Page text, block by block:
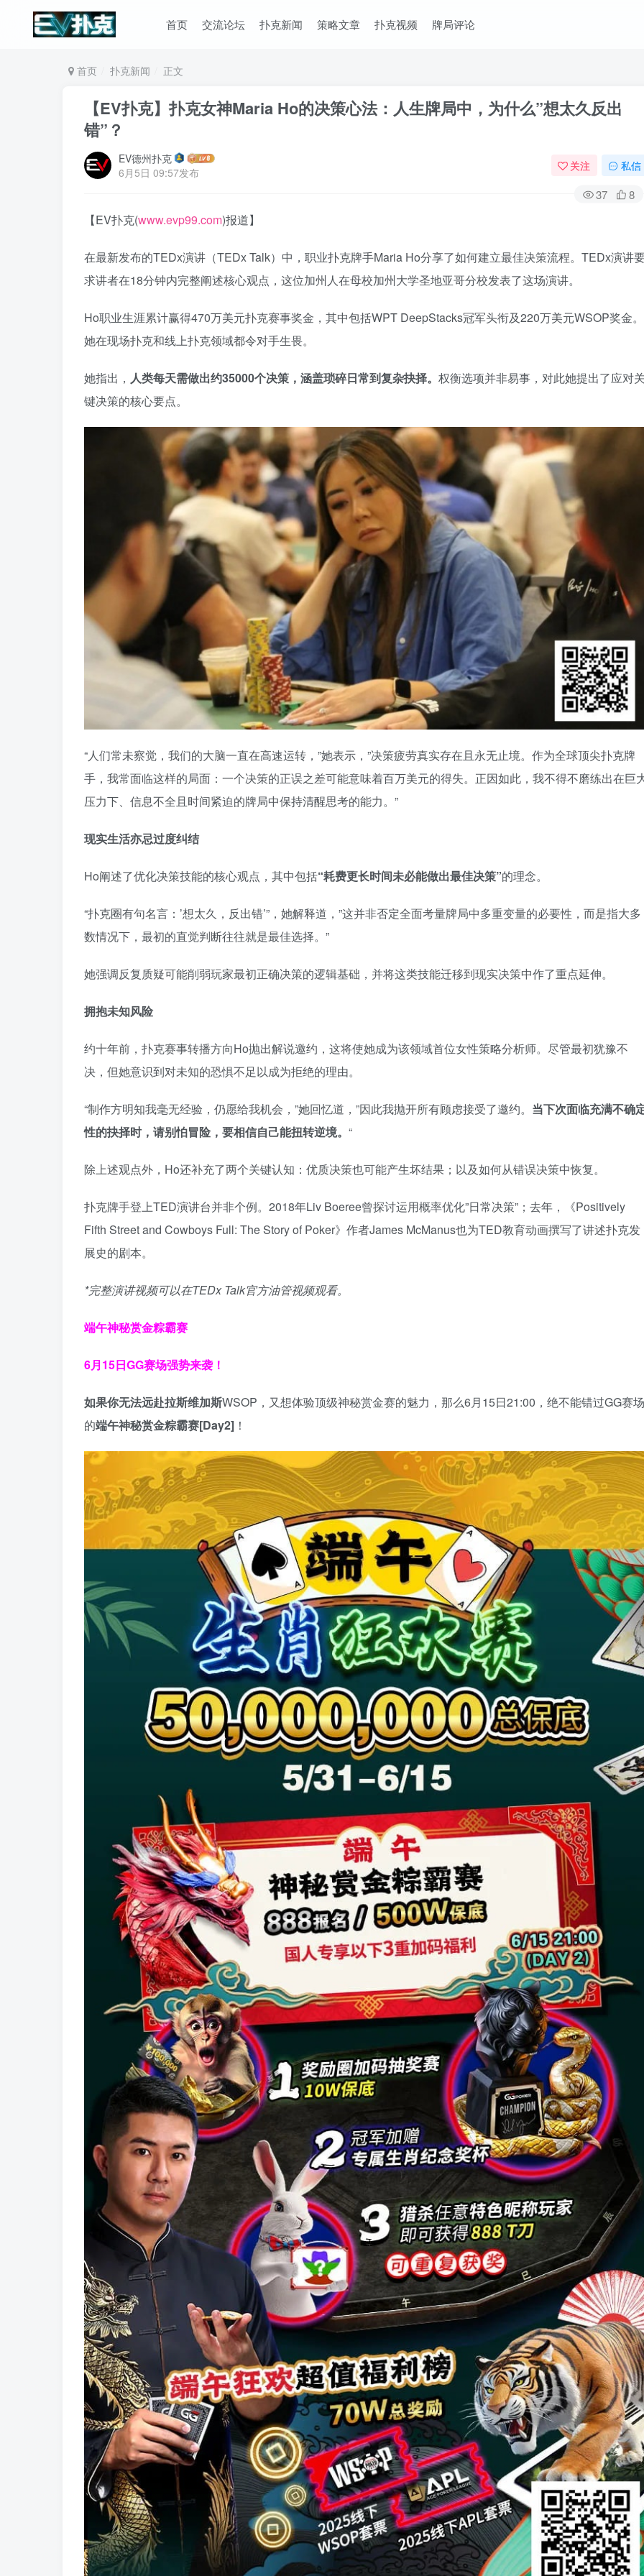
首页 交流论坛 扑克新闻 策略文章 扑克视频 牌局评论
首页 扑克新闻 正文
【EV扑克】扑克女神Maria Ho的决策心法：人生牌局中，为什么”想太久反出
错”？
EV德州扑克
6月5日 09:57发布
关注 私信
37 8
【EV扑克(www.evp99.com)报道】
在最新发布的TEDx演讲（TEDx Talk）中，职业扑克牌手Maria Ho分享了如何建立最佳决策流程。TEDx演讲
求讲者在18分钟内完整阐述核心观点，这位加州人在母校加州大学圣地亚哥分校发表了这场演讲。
Ho职业生涯累计赢得470万美元扑克赛事奖金，其中包括WPT DeepStacks冠军头衔及220万美元WSOP奖金。
她在现场扑克和线上扑克领域都令对手生畏。
她指出， 人类每天需做出约35000个决策，涵盖琐碎日常到复杂抉择。 权衡选项并非易事，对此她提出了应对
键决策的核心要点。
“人们常未察觉，我们的大脑一直在高速运转，”她表示，”决策疲劳真实存在且永无止境。作为全球顶尖扑克牌
手，我常面临这样的局面：一个决策的正误之差可能意味着百万美元的得失。正因如此，我不得不磨练出在巨
压力下、信息不全且时间紧迫的牌局中保持清醒思考的能力。”
现实生活亦忌过度纠结
Ho阐述了优化决策技能的核心观点，其中包括“耗费更长时间未必能做出最佳决策”的理念。
“扑克圈有句名言：’想太久，反出错’”，她解释道，”这并非否定全面考量牌局中多重变量的必要性，而是指大多
数情况下，最初的直觉判断往往就是最佳选择。”
她强调反复质疑可能削弱玩家最初正确决策的逻辑基础，并将这类技能迁移到现实决策中作了重点延伸。
拥抱未知风险
约十年前，扑克赛事转播方向Ho抛出解说邀约，这将使她成为该领域首位女性策略分析师。尽管最初犹豫不
决，但她意识到对未知的恐惧不足以成为拒绝的理由。
“制作方明知我毫无经验，仍愿给我机会，”她回忆道，”因此我抛开所有顾虑接受了邀约。 当下次面临充满不确
性的抉择时，请别怕冒险，要相信自己能扭转逆境。 “
除上述观点外，Ho还补充了两个关键认知：优质决策也可能产生坏结果；以及如何从错误决策中恢复。
扑克牌手登上TED演讲台并非个例。2018年Liv Boeree曾探讨运用概率优化”日常决策”；去年，《Positively
Fifth Street and Cowboys Full: The Story of Poker》作者James McManus也为TED教育动画撰写了讲述扑克发
展史的剧本。
*完整演讲视频可以在TEDx Talk官方油管视频观看。
端午神秘赏金粽霸赛
6月15日GG赛场强势来袭！
如果你无法远赴拉斯维加斯WSOP，又想体验顶级神秘赏金赛的魅力，那么6月15日21:00，绝不能错过GG赛场
的端午神秘赏金粽霸赛[Day2] ！